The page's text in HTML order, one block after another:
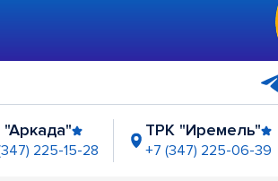
225-15-28
ТРК "Иремель"
+7 (347) 225-06-39